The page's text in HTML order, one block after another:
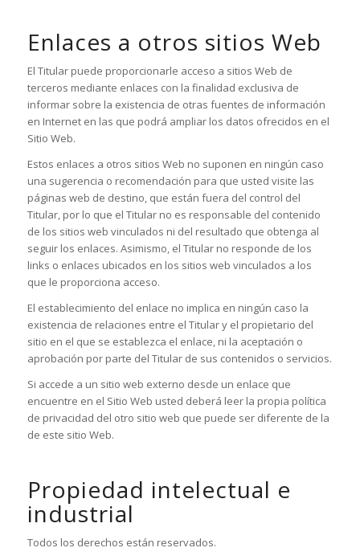
Enlaces a otros sitios Web
El Titular puede proporcionarle acceso a sitios Web de
terceros mediante enlaces con la finalidad exclusiva de
informar sobre la existencia de otras fuentes de información
en Internet en las que podrá ampliar los datos ofrecidos en el
Sitio Web.
Estos enlaces a otros sitios Web no suponen en ningún caso
una sugerencia o recomendación para que usted visite las
páginas web de destino, que están fuera del control del
Titular, por lo que el Titular no es responsable del contenido
de los sitios web vinculados ni del resultado que obtenga al
seguir los enlaces. Asimismo, el Titular no responde de los
links o enlaces ubicados en los sitios web vinculados a los
que le proporciona acceso.
El establecimiento del enlace no implica en ningún caso la
existencia de relaciones entre el Titular y el propietario del
sitio en el que se establezca el enlace, ni la aceptación o
aprobación por parte del Titular de sus contenidos o servicios.
Si accede a un sitio web externo desde un enlace que
encuentre en el Sitio Web usted deberá leer la propia política
de privacidad del otro sitio web que puede ser diferente de la
de este sitio Web.
Propiedad intelectual e
industrial
Todos los derechos están reservados.